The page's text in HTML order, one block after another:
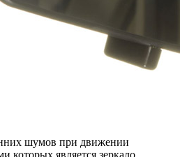
шумов при движении